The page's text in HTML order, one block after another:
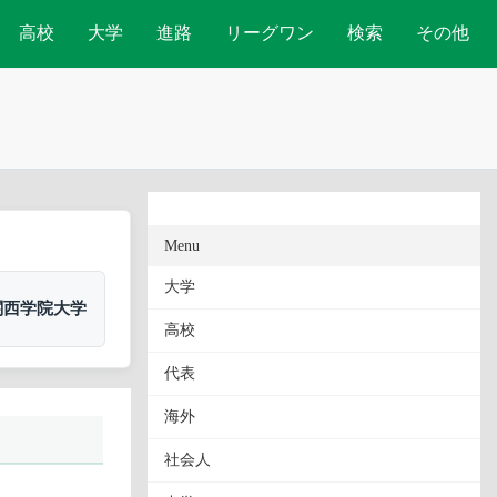
高校 大学 進路 リーグワン 検索 その他
西学院大学
Menu
大学
高校
代表
海外
社会人